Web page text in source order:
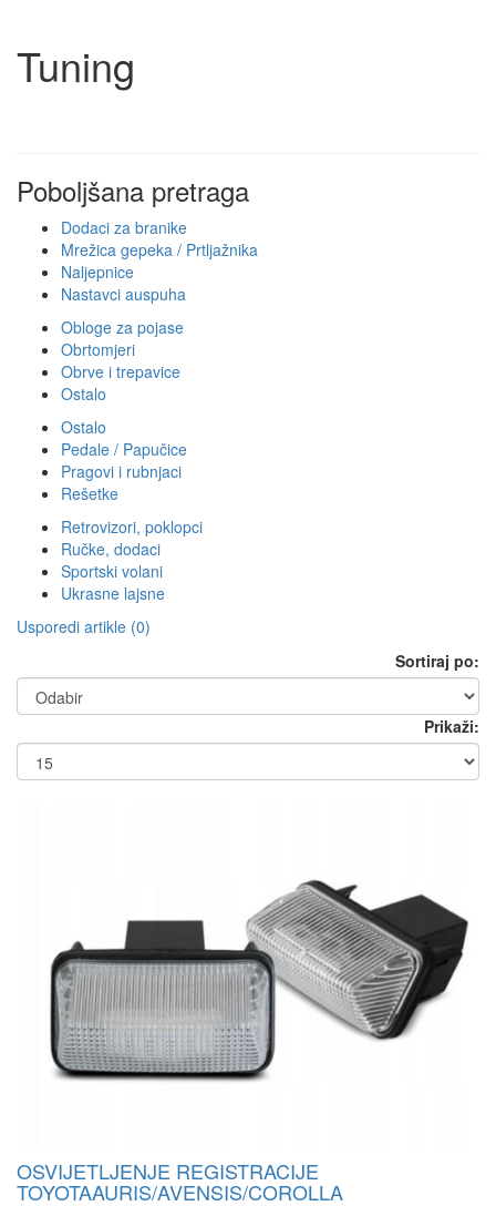
Tuning
Poboljšana pretraga
Dodaci za branike
Mrežica gepeka / Prtljažnika
Naljepnice
Nastavci auspuha
Obloge za pojase
Obrtomjeri
Obrve i trepavice
Ostalo
Ostalo
Pedale / Papučice
Pragovi i rubnjaci
Rešetke
Retrovizori, poklopci
Ručke, dodaci
Sportski volani
Ukrasne lajsne
Usporedi artikle (0)
Sortiraj po:
Prikaži:
OSVIJETLJENJE REGISTRACIJE
TOYOTAAURIS/AVENSIS/COROLLA